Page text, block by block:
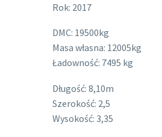
Rok: 2017
DMC: 19500kg
Masa własna: 12005kg
Ładowność: 7495 kg
Długość: 8,10m
Szerokość: 2,5
Wysokość: 3,35